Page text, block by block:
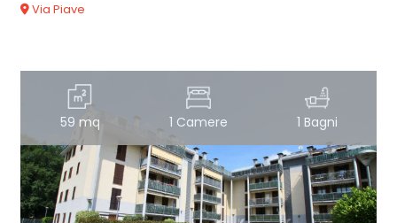
Via Piave
59 mq 1 Camere 1 Bagni